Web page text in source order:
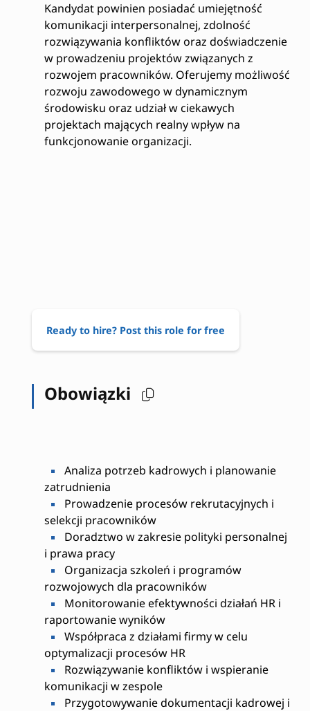
Kandydat powinien posiadać umiejętność
komunikacji interpersonalnej, zdolność
rozwiązywania konfliktów oraz doświadczenie
w prowadzeniu projektów związanych z
rozwojem pracowników. Oferujemy możliwość
rozwoju zawodowego w dynamicznym
środowisku oraz udział w ciekawych
projektach mających realny wpływ na
funkcjonowanie organizacji.
Ready to hire? Post this role for free
Obowiązki
Analiza potrzeb kadrowych i planowanie
zatrudnienia
Prowadzenie procesów rekrutacyjnych i
selekcji pracowników
Doradztwo w zakresie polityki personalnej
i prawa pracy
Organizacja szkoleń i programów
rozwojowych dla pracowników
Monitorowanie efektywności działań HR i
raportowanie wyników
Współpraca z działami firmy w celu
optymalizacji procesów HR
Rozwiązywanie konfliktów i wspieranie
komunikacji w zespole
Przygotowywanie dokumentacji kadrowej i